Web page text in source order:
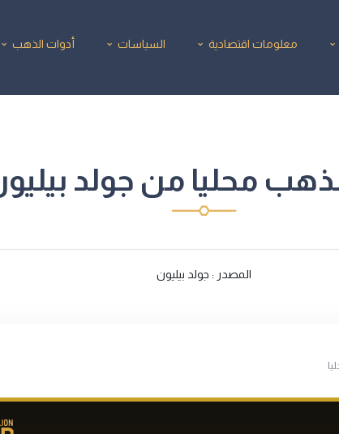
معلومات اقتصادية السياسات أدوات الذهب
محليا من جولد بيليون9/4/
المصدر : جولد بيليون